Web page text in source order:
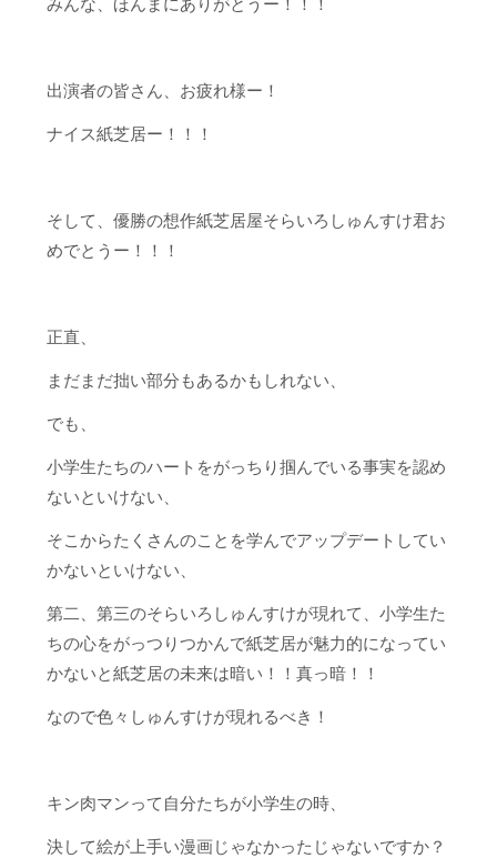
みんな、ほんまにありがとうー！！！
出演者の皆さん、お疲れ様ー！
ナイス紙芝居ー！！！
そして、優勝の想作紙芝居屋そらいろしゅんすけ君お
めでとうー！！！
正直、
まだまだ拙い部分もあるかもしれない、
でも、
小学生たちのハートをがっちり掴んでいる事実を認め
ないといけない、
そこからたくさんのことを学んでアップデートしてい
かないといけない、
第二、第三のそらいろしゅんすけが現れて、小学生た
ちの心をがっつりつかんで紙芝居が魅力的になってい
かないと紙芝居の未来は暗い！！真っ暗！！
なので色々しゅんすけが現れるべき！
キン肉マンって自分たちが小学生の時、
決して絵が上手い漫画じゃなかったじゃないですか？